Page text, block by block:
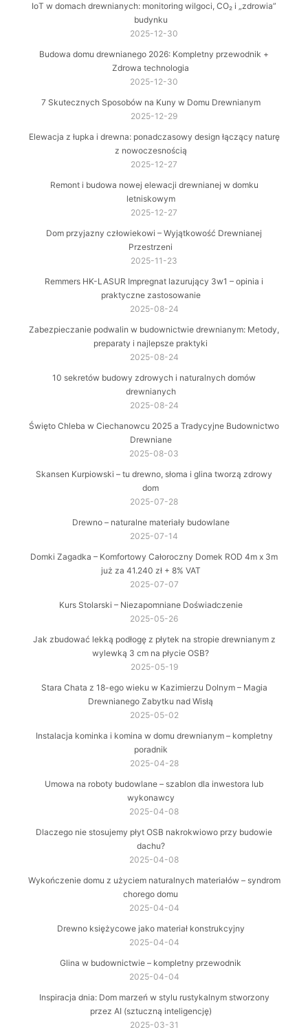
IoT w domach drewnianych: monitoring wilgoci, CO₂ i „zdrowia”
budynku
2025-12-30
Budowa domu drewnianego 2026: Kompletny przewodnik +
Zdrowa technologia
2025-12-30
7 Skutecznych Sposobów na Kuny w Domu Drewnianym
2025-12-29
Elewacja z łupka i drewna: ponadczasowy design łączący naturę
z nowoczesnością
2025-12-27
Remont i budowa nowej elewacji drewnianej w domku
letniskowym
2025-12-27
Dom przyjazny człowiekowi – Wyjątkowość Drewnianej
Przestrzeni
2025-11-23
Remmers HK-LASUR Impregnat lazurujący 3w1 – opinia i
praktyczne zastosowanie
2025-08-24
Zabezpieczanie podwalin w budownictwie drewnianym: Metody,
preparaty i najlepsze praktyki
2025-08-24
10 sekretów budowy zdrowych i naturalnych domów
drewnianych
2025-08-24
Święto Chleba w Ciechanowcu 2025 a Tradycyjne Budownictwo
Drewniane
2025-08-03
Skansen Kurpiowski – tu drewno, słoma i glina tworzą zdrowy
dom
2025-07-28
Drewno – naturalne materiały budowlane
2025-07-14
Domki Zagadka – Komfortowy Całoroczny Domek ROD 4m x 3m
już za 41.240 zł + 8% VAT
2025-07-07
Kurs Stolarski – Niezapomniane Doświadczenie
2025-05-26
Jak zbudować lekką podłogę z płytek na stropie drewnianym z
wylewką 3 cm na płycie OSB?
2025-05-19
Stara Chata z 18-ego wieku w Kazimierzu Dolnym – Magia
Drewnianego Zabytku nad Wisłą
2025-05-02
Instalacja kominka i komina w domu drewnianym – kompletny
poradnik
2025-04-28
Umowa na roboty budowlane – szablon dla inwestora lub
wykonawcy
2025-04-08
Dlaczego nie stosujemy płyt OSB nakrokwiowo przy budowie
dachu?
2025-04-08
Wykończenie domu z użyciem naturalnych materiałów – syndrom
chorego domu
2025-04-04
Drewno księżycowe jako materiał konstrukcyjny
2025-04-04
Glina w budownictwie – kompletny przewodnik
2025-04-04
Inspiracja dnia: Dom marzeń w stylu rustykalnym stworzony
przez AI (sztuczną inteligencję)
2025-03-31